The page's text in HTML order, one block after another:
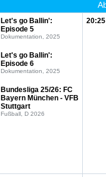
Let's go Ballin':
Episode 5
Dokumentation, 2025
Let's go Ballin':
Episode 6
Dokumentation, 2025
Bundesliga 25/26: FC
Bayern München - VFB
Stuttgart
Fußball, D 2026
20:25